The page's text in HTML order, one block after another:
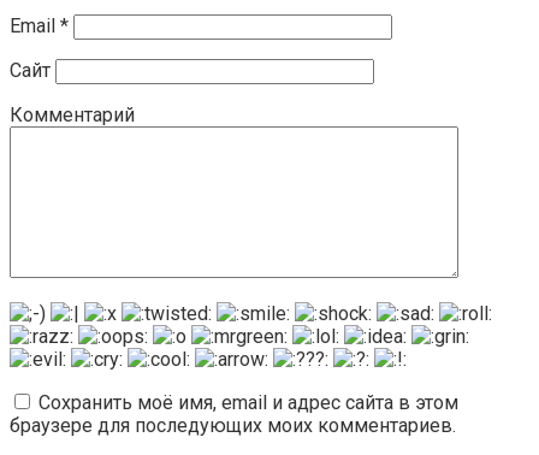
Email *
Сайт
Комментарий
Сохранить моё имя, email и адрес сайта в этом
браузере для последующих моих комментариев.